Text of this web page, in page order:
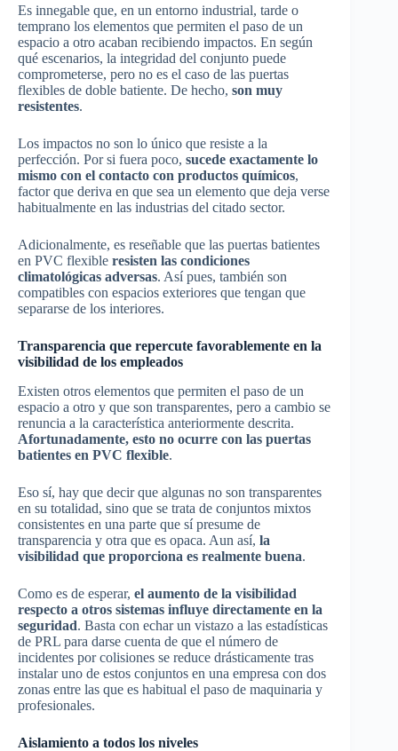
Es innegable que, en un entorno industrial, tarde o
temprano los elementos que permiten el paso de un
espacio a otro acaban recibiendo impactos. En según
qué escenarios, la integridad del conjunto puede
comprometerse, pero no es el caso de las puertas
flexibles de doble batiente. De hecho, son muy
resistentes.
Los impactos no son lo único que resiste a la
perfección. Por si fuera poco, sucede exactamente lo
mismo con el contacto con productos químicos,
factor que deriva en que sea un elemento que deja verse
habitualmente en las industrias del citado sector.
Adicionalmente, es reseñable que las puertas batientes
en PVC flexible resisten las condiciones
climatológicas adversas. Así pues, también son
compatibles con espacios exteriores que tengan que
separarse de los interiores.
Transparencia que repercute favorablemente en la
visibilidad de los empleados
Existen otros elementos que permiten el paso de un
espacio a otro y que son transparentes, pero a cambio se
renuncia a la característica anteriormente descrita.
Afortunadamente, esto no ocurre con las puertas
batientes en PVC flexible.
Eso sí, hay que decir que algunas no son transparentes
en su totalidad, sino que se trata de conjuntos mixtos
consistentes en una parte que sí presume de
transparencia y otra que es opaca. Aun así, la
visibilidad que proporciona es realmente buena.
Como es de esperar, el aumento de la visibilidad
respecto a otros sistemas influye directamente en la
seguridad. Basta con echar un vistazo a las estadísticas
de PRL para darse cuenta de que el número de
incidentes por colisiones se reduce drásticamente tras
instalar uno de estos conjuntos en una empresa con dos
zonas entre las que es habitual el paso de maquinaria y
profesionales.
Aislamiento a todos los niveles